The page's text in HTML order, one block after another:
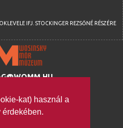
kat) használ a
IFJ. STOCKINGER REZSŐNÉ RÉSZÉRE
TÉR 26.